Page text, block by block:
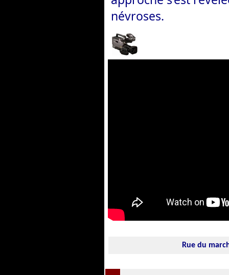
névroses.
Rue du